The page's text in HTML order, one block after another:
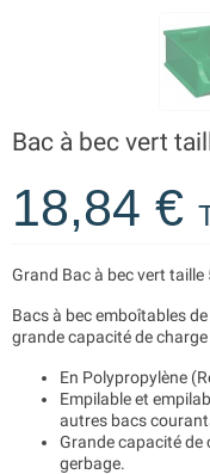
Bac à bec vert
18,84 €
Grand Bac à bec vert taille
Bacs à bec emboîtables
grande capacité de
En Polypropylène
Empilable et
autres bacs
Grande capacité de
gerbage.